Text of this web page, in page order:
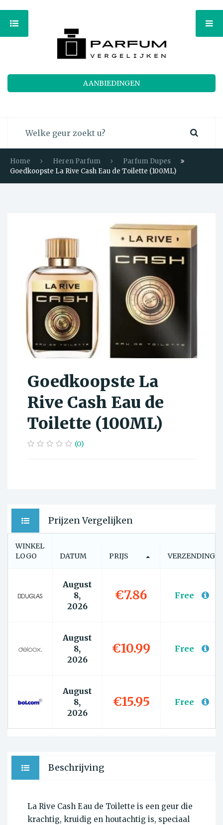
AANBIEDINGEN
Home Heren Parfum
Parfum Dupes
Goedkoopste La Rive Cash Eau de Toilette (100ML)
Goedkoopste La
Rive Cash Eau de
Toilette (100ML)
(0)
Prijzen Vergelijken
WINKEL
LOGO
DATUM PRIJS VERZENDING
August
8,
2026
€7.86 Free
August
8,
2026
€10.99 Free
August
8,
2026
€15.95 Free
Beschrijving
La Rive Cash Eau de Toilette is een geur die
krachtig, kruidig en houtachtig is, speciaal